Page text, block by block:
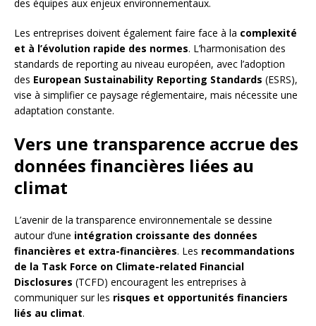
des équipes aux enjeux environnementaux.
Les entreprises doivent également faire face à la complexité
et à l’évolution rapide des normes. L’harmonisation des
standards de reporting au niveau européen, avec l’adoption
des European Sustainability Reporting Standards (ESRS),
vise à simplifier ce paysage réglementaire, mais nécessite une
adaptation constante.
Vers une transparence accrue des
données financières liées au
climat
L’avenir de la transparence environnementale se dessine
autour d’une intégration croissante des données
financières et extra-financières. Les recommandations
de la Task Force on Climate-related Financial
Disclosures (TCFD) encouragent les entreprises à
communiquer sur les risques et opportunités financiers
liés au climat.